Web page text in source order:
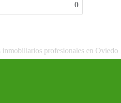
0
inmobiliarios profesionales en Oviedo